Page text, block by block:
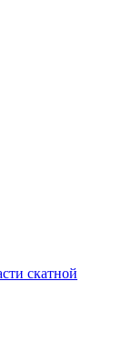
скатной